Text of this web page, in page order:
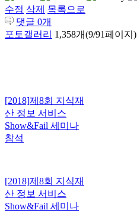
수정 삭제 목록으로
댓글 0개
포토갤러리 1,358개(9/91페이지)
[2018]제8회 지식재
산 정보 서비스
Show&Fail 세미나
참석
[2018]제8회 지식재
산 정보 서비스
Show&Fail 세미나